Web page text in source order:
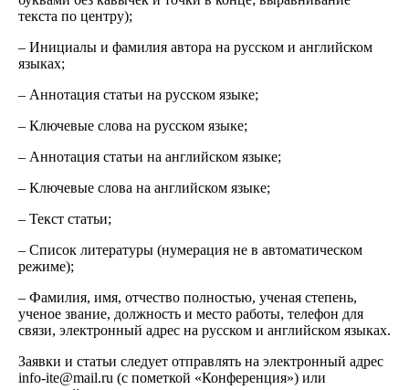
текста по центру);
– Инициалы и фамилия автора на русском и английском
языках;
– Аннотация статьи на русском языке;
– Ключевые слова на русском языке;
– Аннотация статьи на английском языке;
– Ключевые слова на английском языке;
– Текст статьи;
– Список литературы (нумерация не в автоматическом
режиме);
– Фамилия, имя, отчество полностью, ученая степень,
ученое звание, должность и место работы, телефон для
связи, электронный адрес на русском и английском языках.
Заявки и статьи следует отправлять на электронный адрес
info-ite@mail.ru (с пометкой «Конференция») или